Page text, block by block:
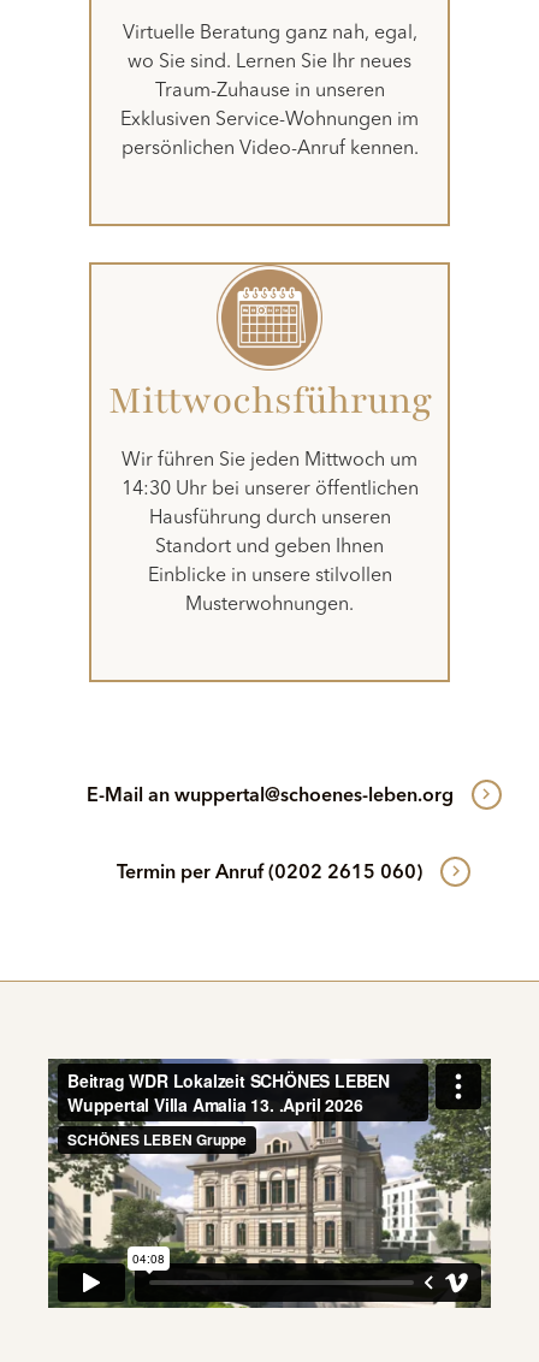
Virtuelle Beratung ganz nah, egal,
wo Sie sind. Lernen Sie Ihr neues
Traum-Zuhause in unseren
Exklusiven Service-Wohnungen im
persönlichen Video-Anruf kennen.
Mittwochsführung
Wir führen Sie jeden Mittwoch um
14:30 Uhr bei unserer öffentlichen
Hausführung durch unseren
Standort und geben Ihnen
Einblicke in unsere stilvollen
Musterwohnungen.
E-Mail an wuppertal@schoenes-leben.org
Termin per Anruf (0202 2615 060)